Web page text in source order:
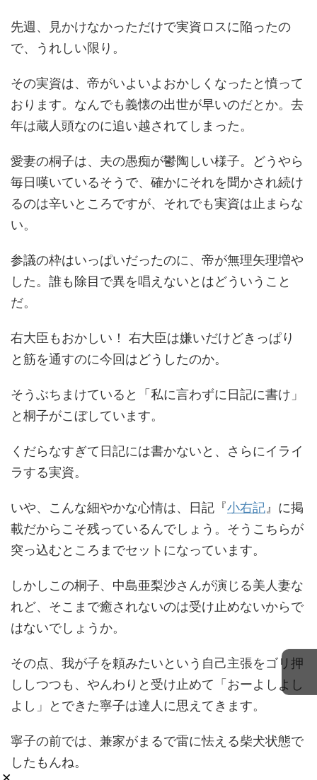
先週、見かけなかっただけで実資ロスに陥ったの
で、うれしい限り。
その実資は、帝がいよいよおかしくなったと憤って
おります。なんでも義懐の出世が早いのだとか。去
年は蔵人頭なのに追い越されてしまった。
愛妻の桐子は、夫の愚痴が鬱陶しい様子。どうやら
毎日嘆いているそうで、確かにそれを聞かされ続け
るのは辛いところですが、それでも実資は止まらな
い。
参議の枠はいっぱいだったのに、帝が無理矢理増や
した。誰も除目で異を唱えないとはどういうこと
だ。
右大臣もおかしい！ 右大臣は嫌いだけどきっぱり
と筋を通すのに今回はどうしたのか。
そうぶちまけていると「私に言わずに日記に書け」
と桐子がこぼしています。
くだらなすぎて日記には書かないと、さらにイライ
ラする実資。
いや、こんな細やかな心情は、日記『小右記』に掲
載だからこそ残っているんでしょう。そうこちらが
突っ込むところまでセットになっています。
しかしこの桐子、中島亜梨沙さんが演じる美人妻な
れど、そこまで癒されないのは受け止めないからで
はないでしょうか。
その点、我が子を頼みたいという自己主張をゴリ押
ししつつも、やんわりと受け止めて「おーよしよし
よし」とできた寧子は達人に思えてきます。
寧子の前では、兼家がまるで雷に怯える柴犬状態で
したもんね。